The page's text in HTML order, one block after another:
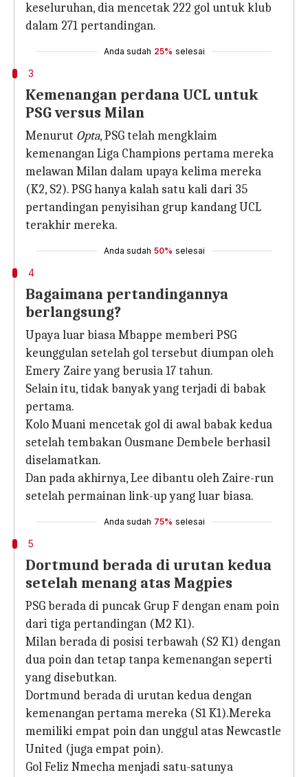
keseluruhan, dia mencetak 222 gol untuk klub
dalam 271 pertandingan.
Anda sudah 25% selesai
3
Kemenangan perdana UCL untuk
PSG versus Milan
Menurut Opta, PSG telah mengklaim
kemenangan Liga Champions pertama mereka
melawan Milan dalam upaya kelima mereka
(K2, S2). PSG hanya kalah satu kali dari 35
pertandingan penyisihan grup kandang UCL
terakhir mereka.
Anda sudah 50% selesai
4
Bagaimana pertandingannya
berlangsung?
Upaya luar biasa Mbappe memberi PSG
keunggulan setelah gol tersebut diumpan oleh
Emery Zaire yang berusia 17 tahun.
Selain itu, tidak banyak yang terjadi di babak
pertama.
Kolo Muani mencetak gol di awal babak kedua
setelah tembakan Ousmane Dembele berhasil
diselamatkan.
Dan pada akhirnya, Lee dibantu oleh Zaire-run
setelah permainan link-up yang luar biasa.
Anda sudah 75% selesai
5
Dortmund berada di urutan kedua
setelah menang atas Magpies
PSG berada di puncak Grup F dengan enam poin
dari tiga pertandingan (M2 K1).
Milan berada di posisi terbawah (S2 K1) dengan
dua poin dan tetap tanpa kemenangan seperti
yang disebutkan.
Dortmund berada di urutan kedua dengan
kemenangan pertama mereka (S1 K1).Mereka
memiliki empat poin dan unggul atas Newcastle
United (juga empat poin).
Gol Feliz Nmecha menjadi satu-satunya